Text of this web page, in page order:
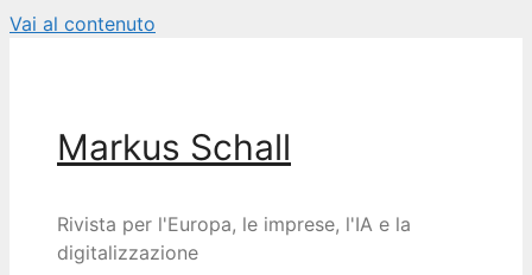
Vai al contenuto
Markus Schall
Rivista per l'Europa, le imprese, l'IA e la
digitalizzazione